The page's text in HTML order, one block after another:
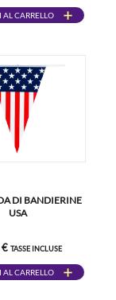
AL CARRELLO
DI BANDIERINE
USA
€ TASSE INCLUSE
AL CARRELLO